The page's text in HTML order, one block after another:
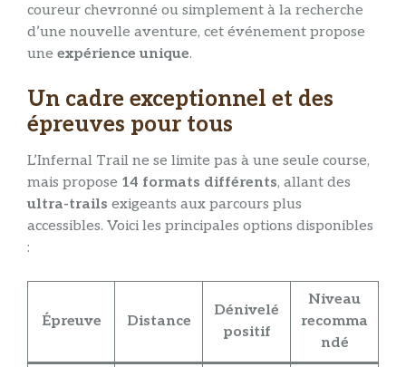
coureur chevronné ou simplement à la recherche
d’une nouvelle aventure, cet événement propose
une expérience unique.
Un cadre exceptionnel et des
épreuves pour tous
L’Infernal Trail ne se limite pas à une seule course,
mais propose 14 formats différents, allant des
ultra-trails exigeants aux parcours plus
accessibles. Voici les principales options disponibles
:
Épreuve Distance
Dénivelé
positif
Niveau
recomma
ndé